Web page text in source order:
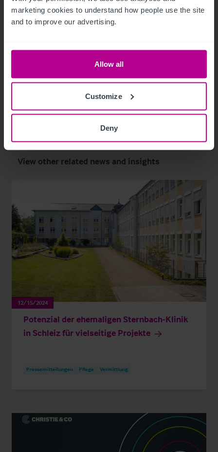
marketing cookies to understand how people use the site
and to improve our advertising.
Allow all
Customize
Deny
keine Art von Social-Media.
Related Articles
View other related news and insights
12/15/2024
Potenzial der ehemaligen Sternbach-Klinik
in Schleiz für vielseitige Projekte
Pressemitteilungen Pflege Vermittlung